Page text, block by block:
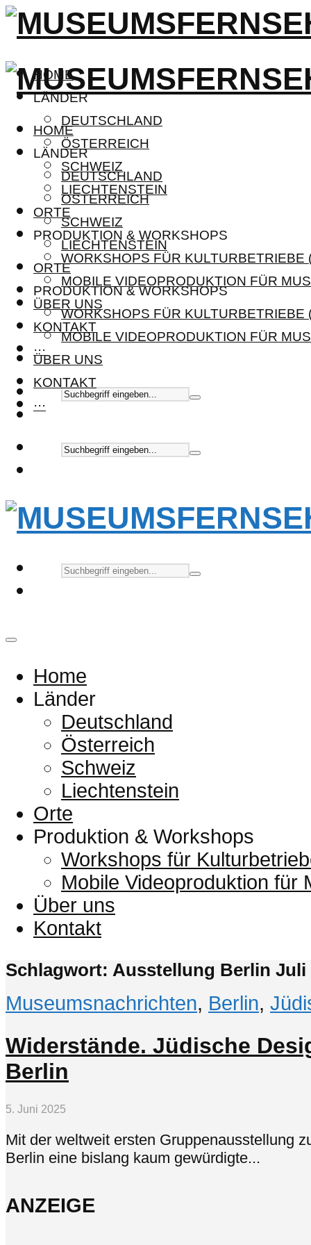
HOME
LÄNDER
DEUTSCHLAND
ÖSTERREICH
SCHWEIZ
LIECHTENSTEIN
ORTE
PRODUKTION & WORKSHOPS
WORKSHOPS FÜR KULTURBETRIEBE
MOBILE VIDEOPRODUKTION FÜR
ÜBER UNS
KONTAKT
···
HOME
LÄNDER
DEUTSCHLAND
ÖSTERREICH
SCHWEIZ
LIECHTENSTEIN
ORTE
PRODUKTION & WORKSHOPS
WORKSHOPS FÜR KULTURBETRIEBE
MOBILE VIDEOPRODUKTION FÜR
ÜBER UNS
KONTAKT
···
Home
Länder
Deutschland
Österreich
Schweiz
Liechtenstein
Orte
Produktion & Workshops
Workshops für
Mobile Videoproduktion für
Über uns
Kontakt
Schlagwort: Ausstellung Berlin Juli
Museumsnachrichten, Berlin,
Widerstände. Jüdische
Berlin
5. Juni 2025
Mit der weltweit ersten Gruppenausstellung
Berlin eine bislang kaum gewürdigte...
ANZEIGE